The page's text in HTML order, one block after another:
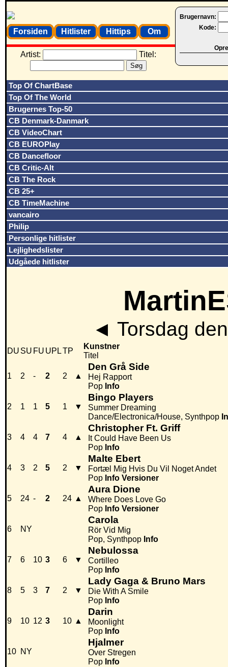
Brugernavn:
Kode:
Forsiden Hitlister Hittips Om
Artist: Titel:
Top Of ChartBase
Top Of The World
Brugernes Top-50
CB Denmark-Danmark
CB VideoChart
CB EUROPlay
CB Dancefloor
CB Critic-Alt
CB The Rock
CB 25+
CB TimeMachine
vancairo
Philip
Personlige hitlister
Lejlighedslister
Udgåede hitlister
◄ Torsdag
DU SU FU UPLTP
Kunstner
Titel
1 2 - 2 2 ▲
Den Grå Side
Hej Rapport
Pop Info
2 1 1 5 1 ▼
Bingo Players
Summer Dreaming
Dance/Electronica/House, Synthpop
3 4 4 7 4 ▲
Christopher Ft. Griff
It Could Have Been Us
Pop Info
4 3 2 5 2 ▼
Malte Ebert
Fortæl Mig Hvis Du Vil Noget Andet
Pop Info Versioner
5 24 - 2 24 ▲
Aura Dione
Where Does Love Go
Pop Info Versioner
6 NY
Carola
Rör Vid Mig
Pop, Synthpop Info
7 6 10 3 6 ▼
Nebulossa
Cortilleo
Pop Info
8 5 3 7 2 ▼
Lady Gaga & Bruno Mars
Die With A Smile
Pop Info
9 10 12 3 10 ▲
Darin
Moonlight
Pop Info
10 NY
Hjalmer
Over Stregen
Pop Info